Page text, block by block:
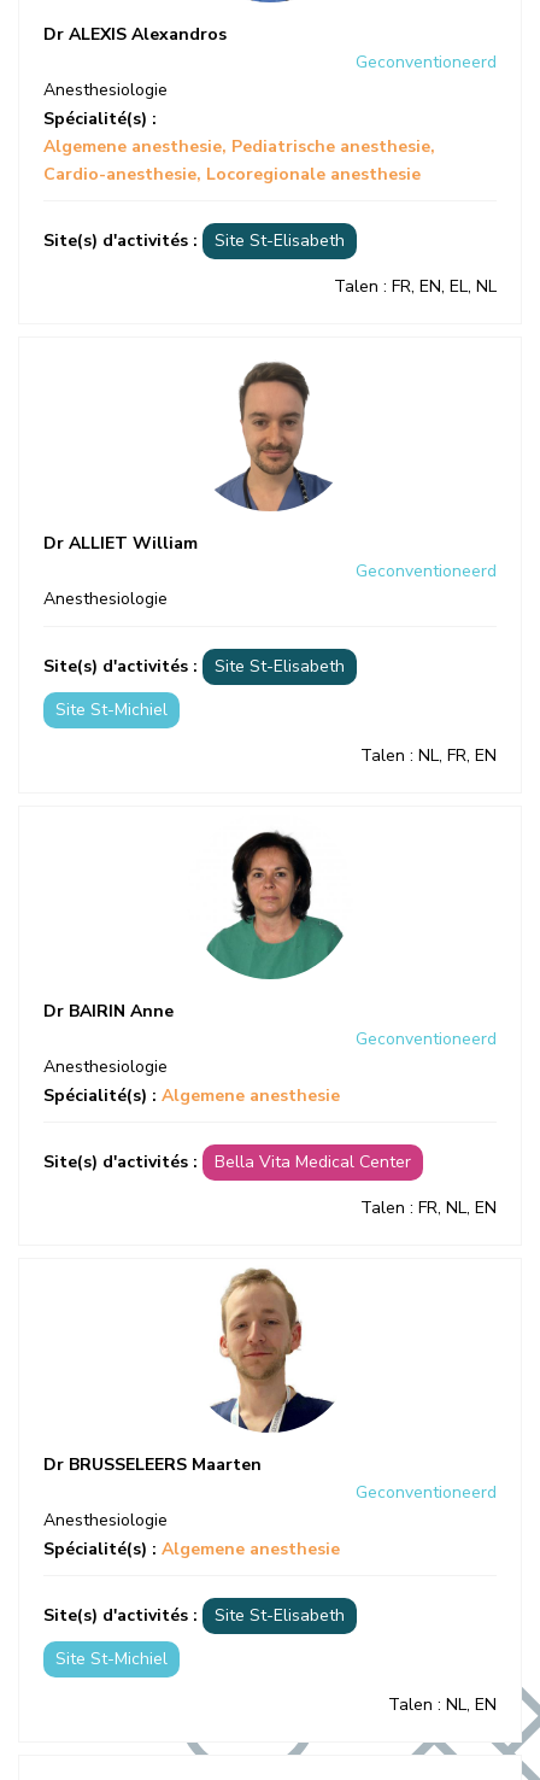
Dr ALEXIS Alexandros
Geconventioneerd
Anesthesiologie
Spécialité(s) :
Algemene anesthesie Pediatrische anesthesie
Cardio-anesthesie Locoregionale anesthesie
Site(s) d'activités :
Site St-Elisabeth
Talen : FR, EN, EL, NL
Dr ALLIET William
Geconventioneerd
Anesthesiologie
Site(s) d'activités :
Site St-Elisabeth
Site St-Michiel
Talen : NL, FR, EN
Dr BAIRIN Anne
Geconventioneerd
Anesthesiologie
Spécialité(s) : Algemene anesthesie
Site(s) d'activités :
Bella Vita Medical Center
Talen : FR, NL, EN
Dr BRUSSELEERS Maarten
Geconventioneerd
Anesthesiologie
Spécialité(s) : Algemene anesthesie
Site(s) d'activités :
Site St-Elisabeth
Site St-Michiel
Talen : NL, EN